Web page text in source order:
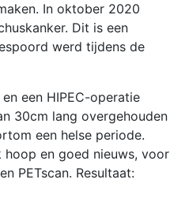
In oktober 2020
Dit is een
werd tijdens de
een HIPEC-operatie
30cm lang overgehouden
een helse periode.
hoop en goed nieuws, voor
PETscan. Resultaat: